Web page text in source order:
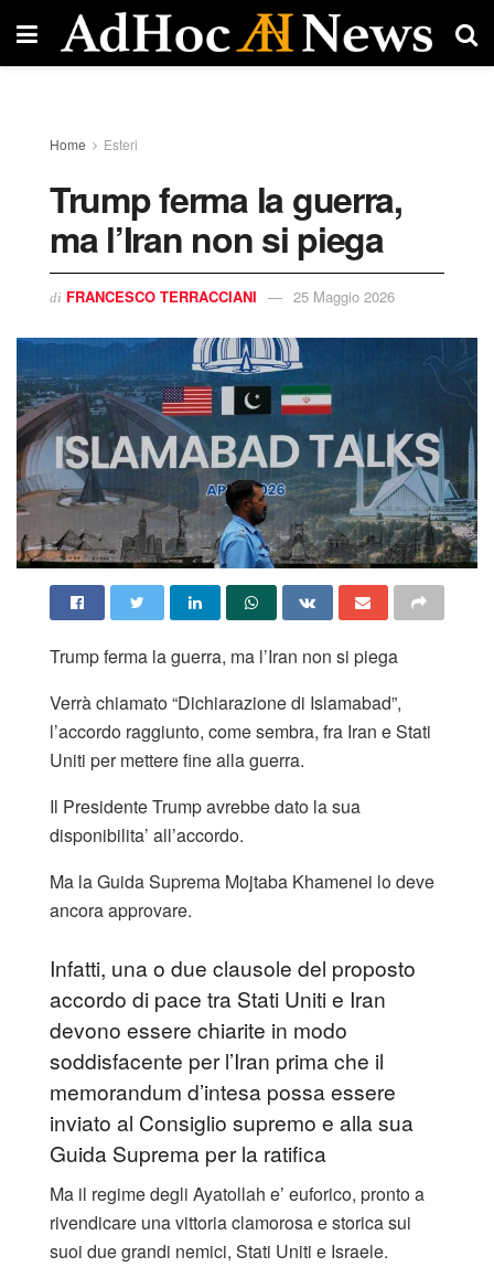
Home Esteri
Trump ferma la guerra,
ma l’Iran non si piega
di FRANCESCO TERRACCIANI 25 Maggio 2026
Trump ferma la guerra, ma l’Iran non si piega
Verrà chiamato “Dichiarazione di Islamabad”,
l’accordo raggiunto, come sembra, fra Iran e Stati
Uniti per mettere fine alla guerra.
Il Presidente Trump avrebbe dato la sua
disponibilita’ all’accordo.
Ma la Guida Suprema Mojtaba Khamenei lo deve
ancora approvare.
Infatti, una o due clausole del proposto
accordo di pace tra Stati Uniti e Iran
devono essere chiarite in modo
soddisfacente per l’Iran prima che il
memorandum d’intesa possa essere
inviato al Consiglio supremo e alla sua
Guida Suprema per la ratifica
Ma il regime degli Ayatollah e’ euforico, pronto a
rivendicare una vittoria clamorosa e storica sui
suoi due grandi nemici, Stati Uniti e Israele.